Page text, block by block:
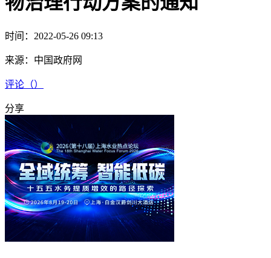
时间：2022-05-26 09:13
来源： 中国政府网
评论（）
分享